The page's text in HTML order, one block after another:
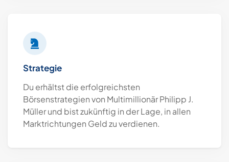
Strategie
Du erhältst die erfolgreichsten
Börsenstrategien von Multimillionär Philipp J.
Müller und bist zukünftig in der Lage, in allen
Marktrichtungen Geld zu verdienen.